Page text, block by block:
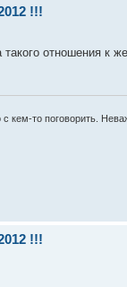
!!!
отношения к
кем-то поговорить.
!!!